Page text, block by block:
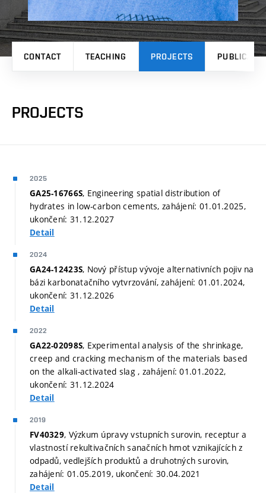
CONTACT TEACHING PROJECTS
PROJECTS
2025
GA25-16766S, Engineering spatial distribution of
hydrates in low-carbon cements, zahájení: 01.01.2025,
ukončení: 31.12.2027
Detail
2024
GA24-12423S, Nový přístup vývoje alternativních pojiv na
bázi karbonatačního vytvrzování, zahájení: 01.01.2024,
ukončení: 31.12.2026
Detail
2022
GA22-02098S, Experimental analysis of the shrinkage,
creep and cracking mechanism of the materials based
on the alkali-activated slag , zahájení: 01.01.2022,
ukončení: 31.12.2024
Detail
2019
FV40329, Výzkum úpravy vstupních surovin, receptur a
vlastností rekultivačních sanačních hmot vznikajících z
odpadů, vedlejších produktů a druhotných surovin,
zahájení: 01.05.2019, ukončení: 30.04.2021
Detail